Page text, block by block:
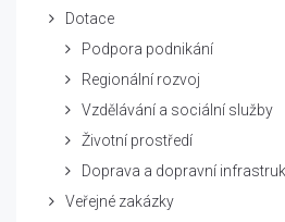
Dotace
Podpora podnikání
Regionální rozvoj
Vzdělávání a sociální služby
Životní prostředí
Doprava a dopravní
Veřejné zakázky